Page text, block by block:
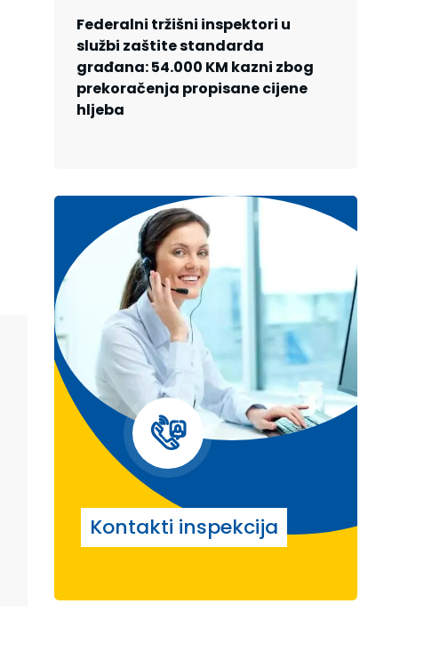
Federalni tržišni inspektori u
službi zaštite standarda
građana: 54.000 KM kazni zbog
prekoračenja propisane cijene
hljeba
Kontakti inspekcija